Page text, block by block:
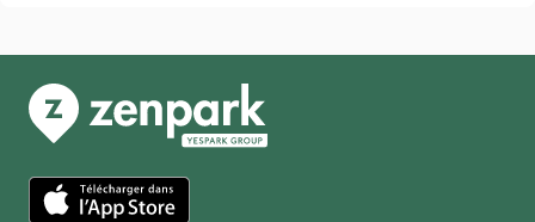
+ Abonnements disponibles
Paris - Parmentier - Citadines